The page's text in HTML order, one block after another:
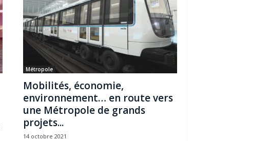
Métropole
Mobilités, économie,
environnement… en route vers
une Métropole de grands
projets...
14 octobre 2021